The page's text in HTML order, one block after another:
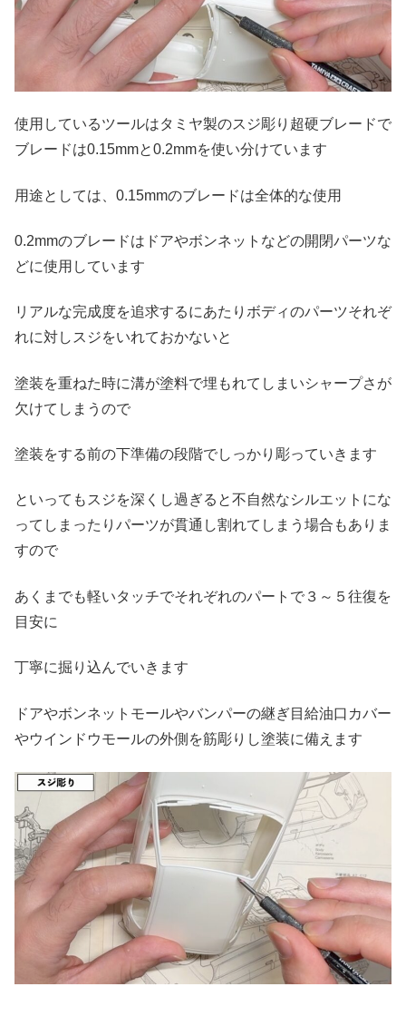
使用しているツールはタミヤ製のスジ彫り超硬ブレードで
ブレードは0.15mmと0.2mmを使い分けています
用途としては、0.15mmのブレードは全体的な使用
0.2mmのブレードはドアやボンネットなどの開閉パーツな
どに使用しています
リアルな完成度を追求するにあたりボディのパーツそれぞ
れに対しスジをいれておかないと
塗装を重ねた時に溝が塗料で埋もれてしまいシャープさが
欠けてしまうので
塗装をする前の下準備の段階でしっかり彫っていきます
といってもスジを深くし過ぎると不自然なシルエットにな
ってしまったりパーツが貫通し割れてしまう場合もありま
すので
あくまでも軽いタッチでそれぞれのパートで３～５往復を
目安に
丁寧に掘り込んでいきます
ドアやボンネットモールやバンパーの継ぎ目給油口カバー
やウインドウモールの外側を筋彫りし塗装に備えます